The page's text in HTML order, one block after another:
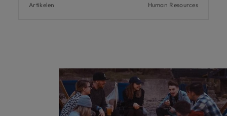
Artikelen Human Resources